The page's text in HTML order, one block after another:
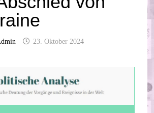
23. Oktober 2024